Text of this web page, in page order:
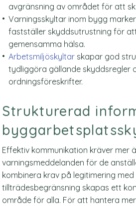
avgränsning av området för att
Varningsskyltar inom bygg
fastställer skyddsutrustning för
gemensamma hälsa.
Arbetsmiljöskyltar skapar god
tydliggöra gällande skyddsregler
ordningsföreskrifter.
Strukturerad
Effektiv kommunikation kräver mer
varningsmeddelanden för de
kombinera krav på legitimering
tillträdesbegränsning skapas ett
område för alla. För att hantera